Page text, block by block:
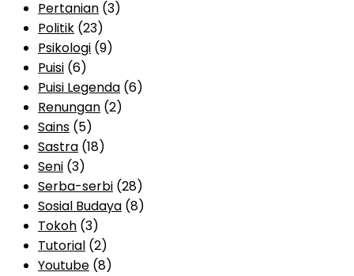
Pertanian (3)
Politik (23)
Psikologi (9)
Puisi (6)
Puisi Legenda (6)
Renungan (2)
Sains (5)
Sastra (18)
Seni (3)
Serba-serbi (28)
Sosial Budaya (8)
Tokoh (3)
Tutorial (2)
Youtube (8)